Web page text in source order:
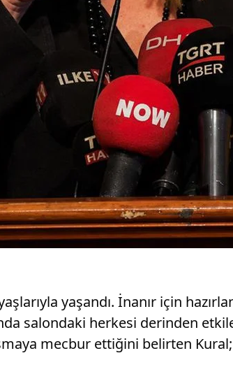
yaşandı. İnanır için
salondaki herkesi derinden
mecbur ettiğini belirten Kural;